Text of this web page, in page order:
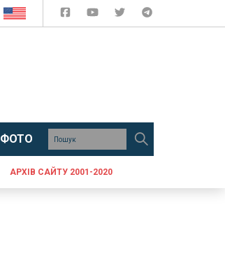
ФОТО
АРХІВ САЙТУ 2001-2020